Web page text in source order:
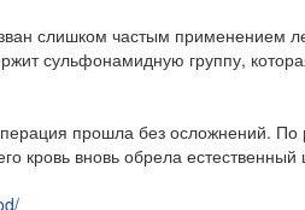
слишком частым применением
сульфонамидную группу,
прошла без осложнений.
кровь вновь обрела естественный